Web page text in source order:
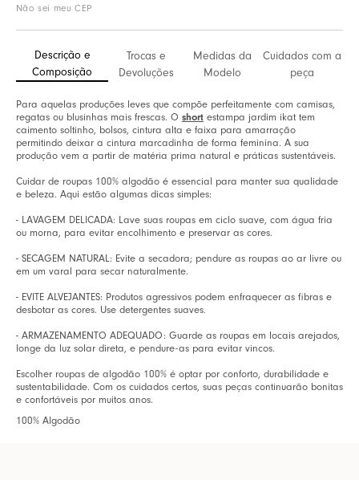
Não sei meu CEP
Descrição e
Composição
Trocas e
Devoluções
Medidas da
Modelo
Cuidados com a
peça
Para aquelas produções leves que compõe perfeitamente com camisas,
regatas ou blusinhas mais frescas. O short estampa jardim ikat tem
caimento soltinho, bolsos, cintura alta e faixa para amarração
permitindo deixar a cintura marcadinha de forma feminina. A sua
produção vem a partir de matéria prima natural e práticas sustentáveis.
Cuidar de roupas 100% algodão é essencial para manter sua qualidade
e beleza. Aqui estão algumas dicas simples:
- LAVAGEM DELICADA: Lave suas roupas em ciclo suave, com água fria
ou morna, para evitar encolhimento e preservar as cores.
- SECAGEM NATURAL: Evite a secadora; pendure as roupas ao ar livre ou
em um varal para secar naturalmente.
- EVITE ALVEJANTES: Produtos agressivos podem enfraquecer as fibras e
desbotar as cores. Use detergentes suaves.
- ARMAZENAMENTO ADEQUADO: Guarde as roupas em locais arejados,
longe da luz solar direta, e pendure-as para evitar vincos.
Escolher roupas de algodão 100% é optar por conforto, durabilidade e
sustentabilidade. Com os cuidados certos, suas peças continuarão bonitas
e confortáveis por muitos anos.
100% Algodão